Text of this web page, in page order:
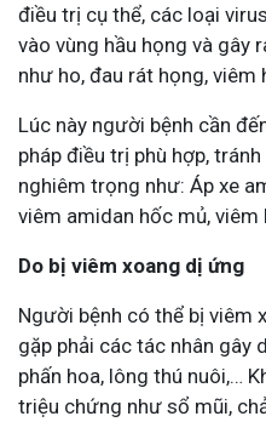
điều trị cụ thể, các loại
vào vùng hầu họng và gây
như ho, đau rát họng, viêm
Lúc này người bệnh cần
pháp điều trị phù hợp,
nghiêm trọng như: Áp xe
viêm amidan hốc mủ, viêm
Do bị viêm xoang dị ứng
Người bệnh có thể bị viêm
gặp phải các tác nhân gây
phấn hoa, lông thú nuôi,…
triệu chứng như sổ mũi,